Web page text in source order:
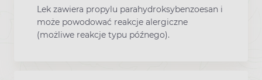
Lek zawiera propylu parahydroksybenzoesan i
może powodować reakcje alergiczne
(możliwe reakcje typu późnego).